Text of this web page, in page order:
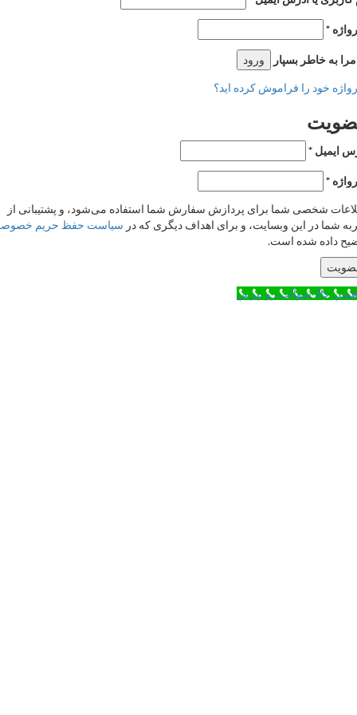
بسپار ورود
را فراموش کرده اید؟
*
شما برای پردازش سفارش شما استفاده می‌شود، و پشتیبانی از
این وبسایت، و برای اهداف دیگری که درسیاست حفظ حریم خصوصی
شده است.
سوالت رو بپرس